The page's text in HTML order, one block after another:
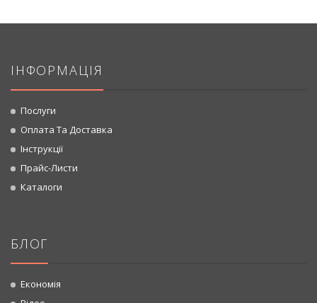
ІНФОРМАЦІЯ
Послуги
Оплата Та Доставка
Інструкції
Прайс-Листи
Каталоги
БЛОГ
Економія